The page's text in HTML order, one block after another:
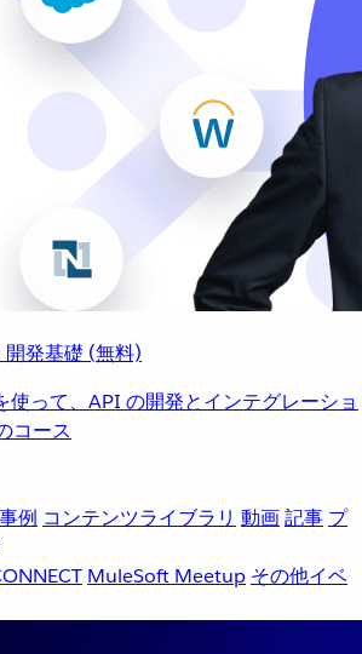
発基礎 (無料)
って、API の開発とインテグレーショ
コース
例 コンテンツライブラリ 動画記事 プ
MuleSoft Meetup その他イベ